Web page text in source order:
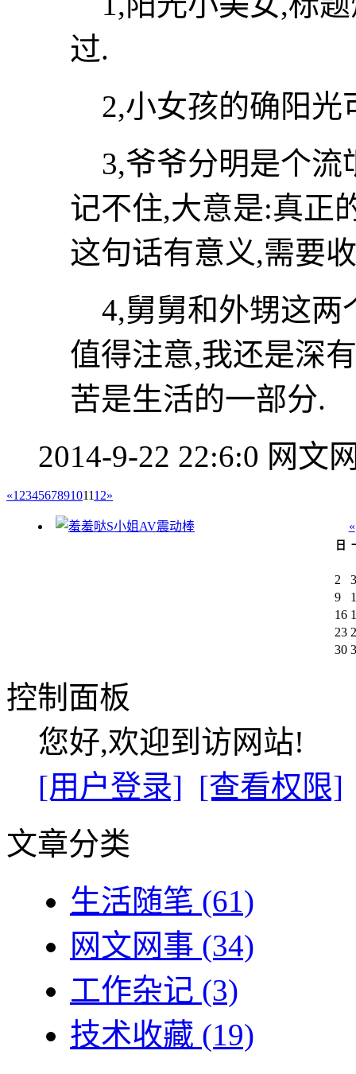
过.
2,小女孩的确阳光
3,爷爷分明是个流
记不住,大意是:真正
这句话有意义,需要
4,舅舅和外甥这两
值得注意,我还是深
苦是生活的一部分.
2014-9-22 22:6:0 网文
«1 23456789101112»
«
日
2
3
9
16
23
30
控制面板
您好,欢迎到访网站!
[用户登录] [查看权限]
文章分类
生活随笔 (61)
网文网事 (34)
工作杂记 (3)
技术收藏 (19)